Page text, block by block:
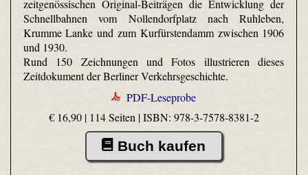
zeitgenössischen Original-Beiträgen die Entwicklung der
Schnellbahnen vom Nollendorfplatz nach Ruhleben,
Krumme Lanke und zum Kurfürstendamm zwischen 1906
und 1930.
Rund 150 Zeichnungen und Fotos illustrieren dieses
Zeitdokument der Berliner Verkehrsgeschichte.
PDF-Leseprobe
€ 16,90 | 114 Seiten |ISBN: 978-3-7578-8381-2
Buch kaufen